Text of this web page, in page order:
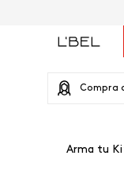
Compra
Arma tu